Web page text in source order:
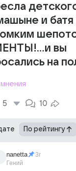
и
вы
на
мнения
5 10
По рейтингу
nanetta
Гений
3г